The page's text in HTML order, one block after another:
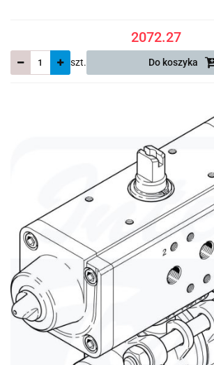
2072.27
szt. Do koszyka